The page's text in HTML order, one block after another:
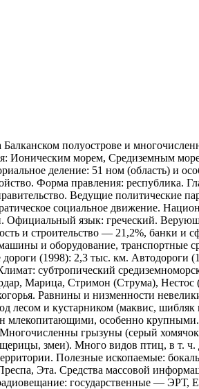
полуострове и
Ионическим морем, Средиземным
деление: 51 ном (область) и
Форма правления: республика.
Ведущие политические
социальное движение.
язык: греческий.
и строительство — 21,2%, банки и
и оборудование, транспортные
(1998): 2,3 тыс. км. Автодороги
субтропический
Марица, Стримон (Струма),
Равнины и низменности
лесом и кустарником (маквис,
особенно
Многочисленны грызуны (серый
змеи). Много видов птиц, в т.
Полезные ископаемые:
Эта. Средства массовой
государственные —